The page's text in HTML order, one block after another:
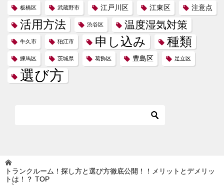
板橋区 武蔵野市 江戸川区 江東区 注意点
活用方法 渋谷区 温度湿気対策
牛久市 狛江市 申し込み 種類
練馬区 茨城県 葛飾区 豊島区 足立区
選び方
トランクルーム！探し方と選び方徹底公開！！メリットとデメリッ
トは！？ TOP